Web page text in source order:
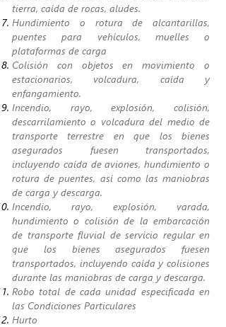
tierra, caída de rocas, aludes.
Hundimiento o rotura de alcantarillas,
puentes para vehículos, muelles o
plataformas de carga
Colisión con objetos en movimiento o
estacionarios, volcadura, caída y
enfangamiento.
Incendio, rayo, explosión, colisión,
descarrilamiento o volcadura del medio de
transporte terrestre en que los bienes
asegurados fuesen transportados,
incluyendo caída de aviones, hundimiento o
rotura de puentes, así como las maniobras
de carga y descarga.
Incendio, rayo, explosión, varada,
hundimiento o colisión de la embarcación
de transporte fluvial de servicio regular en
que los bienes asegurados fuesen
transportados, incluyendo caída y colisiones
durante las maniobras de carga y descarga.
Robo total de cada unidad especificada en
las Condiciones Particulares
Hurto